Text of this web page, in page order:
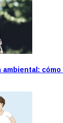
ambiental: